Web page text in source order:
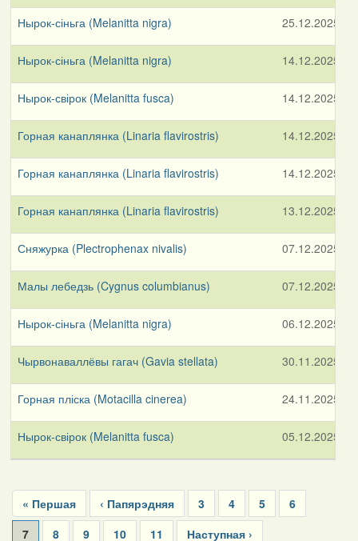
Нырок-сіньга (Melanitta nigra)
25.12.2025
Нырок-сіньга (Melanitta nigra)
14.12.2025
Нырок-свірок (Melanitta fusca)
14.12.2025
Горная канаплянка (Linaria flavirostris)
14.12.2025
Горная канаплянка (Linaria flavirostris)
14.12.2025
Горная канаплянка (Linaria flavirostris)
13.12.2025
Сняжурка (Plectrophenax nivalis)
07.12.2025
Малы лебедзь (Cygnus columbianus)
07.12.2025
Нырок-сіньга (Melanitta nigra)
06.12.2025
Чырвонаваллёвы гагач (Gavia stellata)
30.11.2025
Горная пліска (Motacilla cinerea)
24.11.2025
Нырок-свірок (Melanitta fusca)
05.12.2025
Pagination
First
page
« Першая
Previous
page
‹ Папярэдняя Page
3 Page
4 Page
5 Page
6
Current
7 Page
8 Page
9 Page
10 Page
11
Next
Наступная ›